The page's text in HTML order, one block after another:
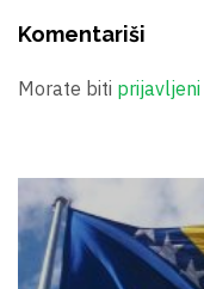
Komentariši
Morate biti prijavljeni